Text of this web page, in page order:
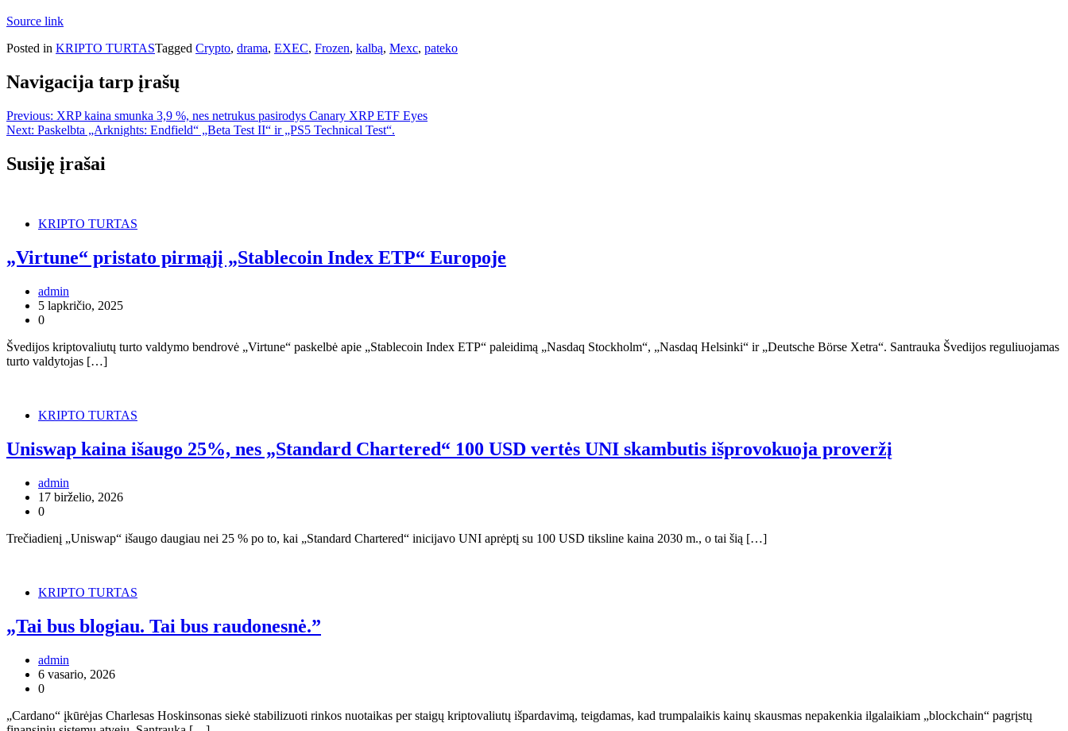
Source link
Posted in KRIPTO TURTASTagged Crypto, drama, EXEC, Frozen, kalbą, Mexc, pateko
Navigacija tarp įrašų
Previous: XRP kaina smunka 3,9 %, nes netrukus pasirodys Canary XRP ETF Eyes
Next: Paskelbta „Arknights: Endfield“ „Beta Test II“ ir „PS5 Technical Test“.
Susiję įrašai
KRIPTO TURTAS
„Virtune“ pristato pirmąjį „Stablecoin Index ETP“ Europoje
admin
5 lapkričio, 2025
0
Švedijos kriptovaliutų turto valdymo bendrovė „Virtune“ paskelbė apie „Stablecoin Index ETP“ paleidimą „Nasdaq Stockholm“, „Nasdaq Helsinki“ ir „Deutsche Börse Xetra“. Santrauka Švedijos reguliuojamas
turto valdytojas […]
KRIPTO TURTAS
Uniswap kaina išaugo 25%, nes „Standard Chartered“ 100 USD vertės UNI skambutis išprovokuoja proveržį
admin
17 birželio, 2026
0
Trečiadienį „Uniswap“ išaugo daugiau nei 25 % po to, kai „Standard Chartered“ inicijavo UNI aprėptį su 100 USD tiksline kaina 2030 m., o tai šią […]
KRIPTO TURTAS
„Tai bus blogiau. Tai bus raudonesnė.”
admin
6 vasario, 2026
0
„Cardano“ įkūrėjas Charlesas Hoskinsonas siekė stabilizuoti rinkos nuotaikas per staigų kriptovaliutų išpardavimą, teigdamas, kad trumpalaikis kainų skausmas nepakenkia ilgalaikiam „blockchain“ pagrįstų